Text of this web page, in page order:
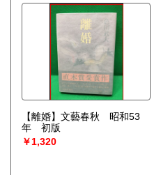
【離婚】文藝春秋 昭和53
年 初版
￥1,320